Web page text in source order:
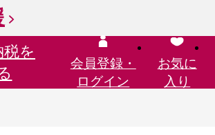
を
会員登録・
ログイン
お気に
入り